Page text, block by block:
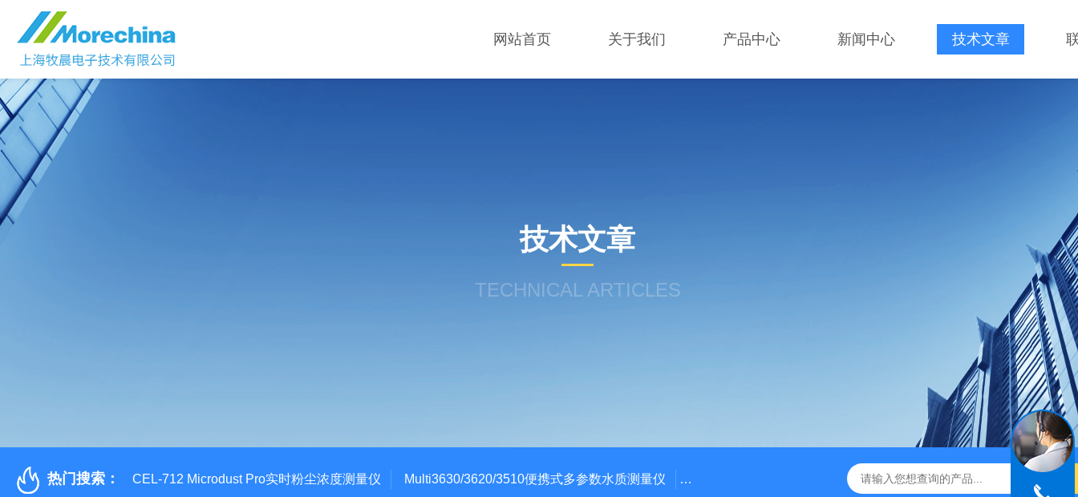
网站首页 关于我们 产品中心 新闻中心 技术文章
技术文章
TECHNICAL ARTICLES
热门搜索： CEL-712 Microdust Pro实时粉尘浓度测量仪 Multi3630/3620/3510便携式多参数水质测量仪 dBadge2CASELLA科赛乐个人声暴露计 PC-2200/2300进口激光